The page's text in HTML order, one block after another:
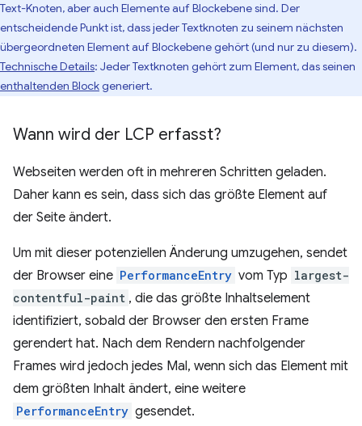
Text-Knoten, aber auch Elemente auf Blockebene sind. Der
entscheidende Punkt ist, dass jeder Textknoten zu seinem nächsten
übergeordneten Element auf Blockebene gehört (und nur zu diesem).
Technische Details: Jeder Textknoten gehört zum Element, das seinen
enthaltenden Blockgeneriert.
Wann wird der LCP erfasst?
Webseiten werden oft in mehreren Schritten geladen.
Daher kann es sein, dass sich das größte Element auf
der Seite ändert.
Um mit dieser potenziellen Änderung umzugehen, sendet
der Browser eine PerformanceEntry vom Typ largest-
contentful-paint , die das größte Inhaltselement
identifiziert, sobald der Browser den ersten Frame
gerendert hat. Nach dem Rendern nachfolgender
Frames wird jedoch jedes Mal, wenn sich das Element mit
dem größten Inhalt ändert, eine weitere
PerformanceEntry gesendet.